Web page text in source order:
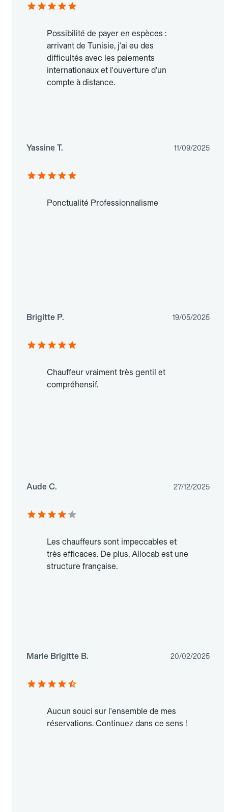
Possibilité de payer en espèces :
arrivant de Tunisie, j'ai eu des
difficultés avec les paiements
internationaux et l'ouverture d'un
compte à distance.
Yassine T. 11/09/2025
Ponctualité Professionnalisme
Brigitte P. 19/05/2025
Chauffeur vraiment très gentil et
compréhensif.
Aude C. 27/12/2025
Les chauffeurs sont impeccables et
très efficaces. De plus, Allocab est une
structure française.
Marie Brigitte B. 20/02/2025
Aucun souci sur l'ensemble de mes
réservations. Continuez dans ce sens !